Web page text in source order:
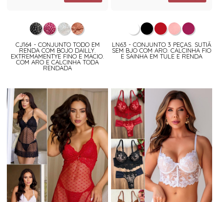
CJ164 - CONJUNTO TODO EM
RENDA COM BOJO DAILLY.
EXTREMAMENTYE FINO E MACIO.
COM ARO E CALCINHA TODA
RENDADA
LN63 - CONJUNTO 3 PEÇAS. SUTIÃ
SEM BJO COM ARO. CALCINHA FIO
E SAINHA EM TULE E RENDA